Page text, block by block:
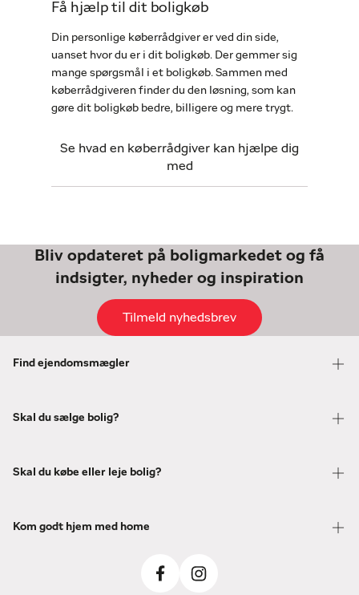
Få hjælp til dit boligkøb
Din personlige køberrådgiver er ved din side,
uanset hvor du er i dit boligkøb. Der gemmer sig
mange spørgsmål i et boligkøb. Sammen med
køberrådgiveren finder du den løsning, som kan
gøre dit boligkøb bedre, billigere og mere trygt.
Se hvad en køberrådgiver kan hjælpe dig
med
Bliv opdateret på boligmarkedet og få
indsigter, nyheder og inspiration
Tilmeld nyhedsbrev
Find ejendomsmægler
Skal du sælge bolig?
Skal du købe eller leje bolig?
Kom godt hjem med home